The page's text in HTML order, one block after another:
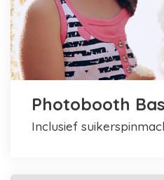
Photobooth
inclusief